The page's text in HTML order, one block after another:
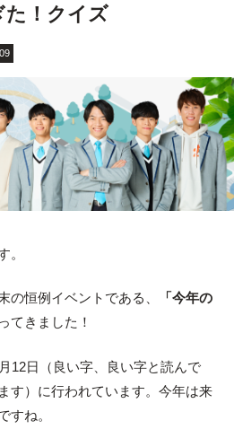
た！クイズ
。
の恒例イベントである、
「今年の
てきました！
12日（良い字、良い字と読んで
す）に行われています。今年は来
すね。